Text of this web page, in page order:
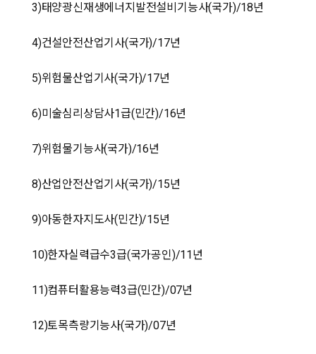
3)태양광신재생에너지발전설비기능사(국가)/18년
4)건설안전산업기사(국가)/17년
5)위험물산업기사(국가)/17년
6)미술심리상담사1급(민간)/16년
7)위험물기능사(국가)/16년
8)산업안전산업기사(국가)/15년
9)아동한자지도사(민간)/15년
10)한자실력급수3급(국가공인)/11년
11)컴퓨터활용능력3급(민간)/07년
12)토목측량기능사(국가)/07년